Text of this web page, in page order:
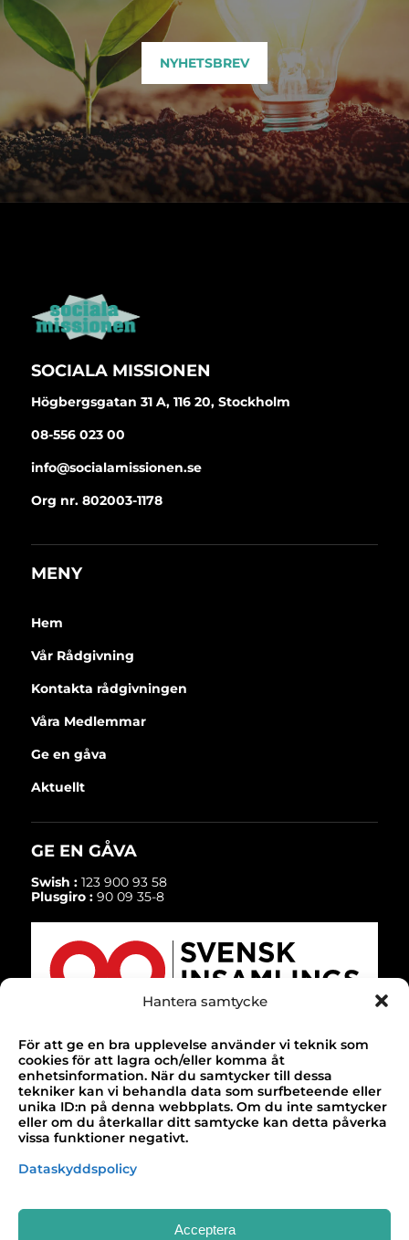
Hantera samtycke
För att ge en bra upplevelse använder vi teknik som
cookies för att lagra och/eller komma åt
enhetsinformation. När du samtycker till dessa
tekniker kan vi behandla data som surfbeteende eller
unika ID:n på denna webbplats. Om du inte samtycker
eller om du återkallar ditt samtycke kan detta påverka
vissa funktioner negativt.
Dataskyddspolicy
Acceptera
NYHETSBREV
SOCIALA MISSIONEN
Högbergsgatan 31 A, 116 20, Stockholm
08-556 023 00
info@socialamissionen.se
Org nr. 802003-1178
MENY
Hem
Vår Rådgivning
Kontakta rådgivningen
Våra Medlemmar
Ge en gåva
Aktuellt
GE EN GÅVA
Swish :123 900 93 58
Plusgiro :90 09 35-8
TACK!
Till alla våra bidragsgivare som gör vårt
arbete möjligt!
SELECT LANGUAGE▼
Design & webbutveckling av